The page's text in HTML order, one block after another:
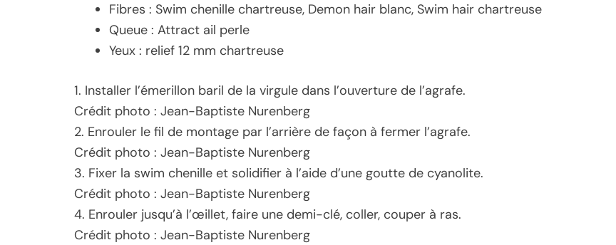
Fibres : Swim chenille chartreuse, Demon hair blanc, Swim hair chartreuse
Queue : Attract ail perle
Yeux : relief 12 mm chartreuse
1. Installer l’émerillon baril de la virgule dans l’ouverture de l’agrafe.
Crédit photo : Jean-Baptiste Nurenberg
2. Enrouler le fil de montage par l’arrière de façon à fermer l’agrafe.
Crédit photo : Jean-Baptiste Nurenberg
3. Fixer la swim chenille et solidifier à l’aide d’une goutte de cyanolite.
Crédit photo : Jean-Baptiste Nurenberg
4. Enrouler jusqu’à l’œillet, faire une demi-clé, coller, couper à ras.
Crédit photo : Jean-Baptiste Nurenberg